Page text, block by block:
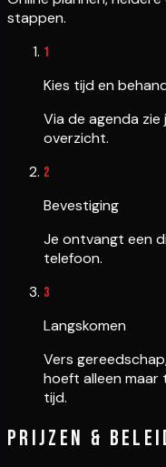
stappen.
1
Kies tijd en
Via de agenda
overzicht.
2
Bevestiging
Je ontvangt een
telefoon.
3
Langskomen
Vers
hoeft alleen maar
tijd.
Prijzen &